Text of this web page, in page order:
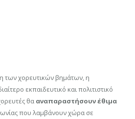
των χορευτικών βημάτων, η
εκπαιδευτικό και πολιτιστικό
θα αναπαραστήσουν έθιμα
που λαμβάνουν χώρα σε